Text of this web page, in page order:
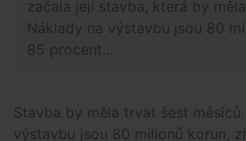
začala její stavba, která by
Náklady na výstavbu jsou 80
85 procent...
Stavba by měla trvat šest
výstavbu jsou 80 milionů korun,